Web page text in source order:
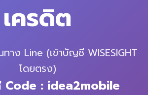
เครดิต
าง Line (เข้าบัญชี WISESIGHT
โดยตรง)
Code : idea2mobile